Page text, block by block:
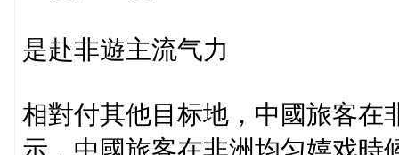
是赴非遊主流气力
相對付其他目标地，中國旅客在